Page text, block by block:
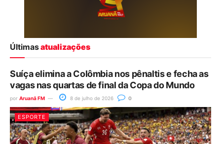
Últimasatualizações
Suíça elimina a Colômbia nos pênaltis e fecha as
vagas nas quartas de final da Copa do Mundo
por Aruanã FM 8 de julho de 2026 0
ESPORTE